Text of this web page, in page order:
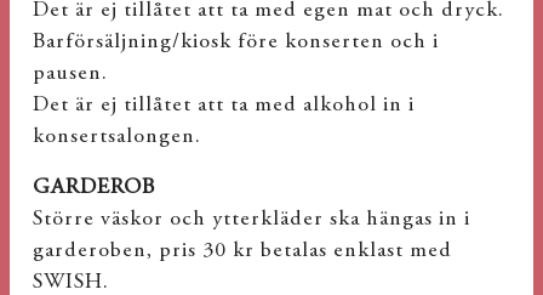
Det är ej tillåtet att ta med egen mat och dryck.
Barförsäljning/kiosk före konserten och i
pausen.
Det är ej tillåtet att ta med alkohol in i
konsertsalongen.
GARDEROB
Större väskor och ytterkläder ska hängas in i
garderoben, pris 30 kr betalas enklast med
SWISH.